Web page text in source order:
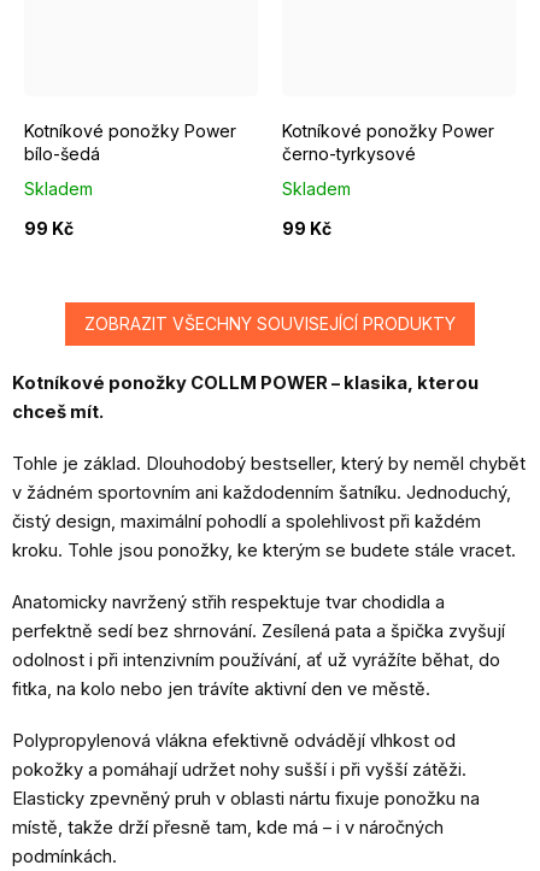
Kotníkové ponožky Power
bílo-šedá
Skladem
99 Kč
Kotníkové ponožky Power
černo-tyrkysové
Skladem
99 Kč
ZOBRAZIT VŠECHNY SOUVISEJÍCÍ PRODUKTY
Kotníkové ponožky COLLM POWER – klasika, kterou
chceš mít.
Tohle je základ. Dlouhodobý bestseller, který by neměl chybět
v žádném sportovním ani každodenním šatníku. Jednoduchý,
čistý design, maximální pohodlí a spolehlivost při každém
kroku. Tohle jsou ponožky, ke kterým se budete stále vracet.
Anatomicky navržený střih respektuje tvar chodidla a
perfektně sedí bez shrnování. Zesílená pata a špička zvyšují
odolnost i při intenzivním používání, ať už vyrážíte běhat, do
fitka, na kolo nebo jen trávíte aktivní den ve městě.
Polypropylenová vlákna efektivně odvádějí vlhkost od
pokožky a pomáhají udržet nohy sušší i při vyšší zátěži.
Elasticky zpevněný pruh v oblasti nártu fixuje ponožku na
místě, takže drží přesně tam, kde má – i v náročných
podmínkách.